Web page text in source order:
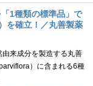
1種類の標準品」で
を確立！／丸善製薬
来成分を製造する丸善
）に含まれる6種